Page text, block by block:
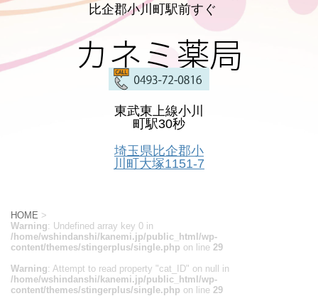
比企郡小川町駅前すぐ
カネミ薬局
東武東上線小川
町駅30秒
埼玉県比企郡小
川町大塚1151-7
HOME >
Warning: Undefined array key 0 in
/home/wshindanshi/kanemi.jp/public_html/wp-
content/themes/stingerplus/single.php on line 29
Warning: Attempt to read property "cat_ID" on null in
/home/wshindanshi/kanemi.jp/public_html/wp-
content/themes/stingerplus/single.php on line 29